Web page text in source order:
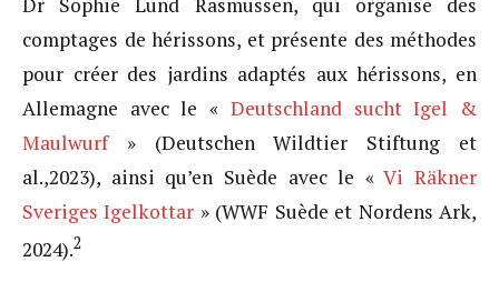
Dr Sophie Lund Rasmussen, qui organise des
comptages de hérissons, et présente des méthodes
pour créer des jardins adaptés aux hérissons, en
Allemagne avec le « Deutschland sucht Igel &
Maulwurf» (Deutschen Wildtier Stiftung et
al.,2023), ainsi qu’en Suède avec le «Vi Räkner
Sveriges Igelkottar » (WWF Suède et Nordens Ark,
2024).2